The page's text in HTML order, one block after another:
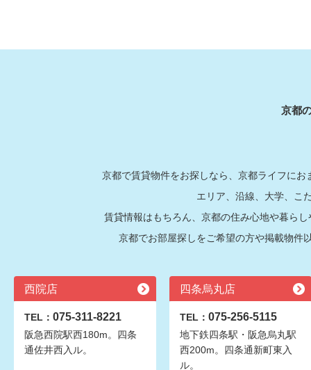
京都
京都で賃貸物件をお探しなら、京都ライフに
エリア、沿線、大学、こ
賃貸情報はもちろん、京都の住み心地や暮ら
京都でお部屋探しをご希望の方や掲載物件
西院店
TEL： 075-311-8221
阪急西院駅西180m。四条
通佐井西入ル。
四条烏丸店
TEL： 075-256-5115
地下鉄四条駅・阪急烏丸駅
西200m。四条通新町東入
ル。